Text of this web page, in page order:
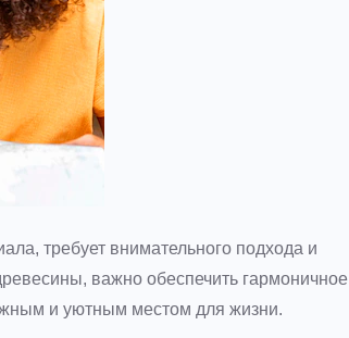
требует внимательного подхода и
важно обеспечить гармоничное
и уютным местом для жизни.